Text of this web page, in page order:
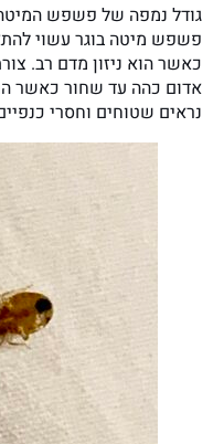
כאשר הוא ניזון מדם רב.
אדום כהה עד שחור כאשר
נראים שטוחים וחסרי